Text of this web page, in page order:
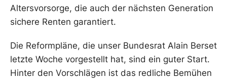
Altersvorsorge, die auch der nächsten Generation
sichere Renten garantiert.
Die Reformpläne, die unser Bundesrat Alain Berset
letzte Woche vorgestellt hat, sind ein guter Start.
Hinter den Vorschlägen ist das redliche Bemühen